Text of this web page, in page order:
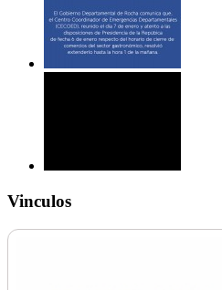
Vinculos